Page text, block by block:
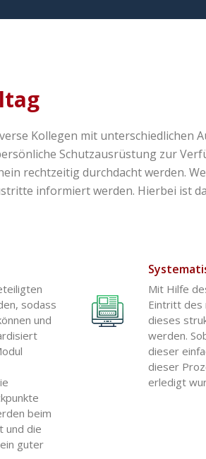
Kollegen mit unterschiedlichen
Schutzausrüstung zur
rechtzeitig durchdacht werden.
informiert werden. Hierbei ist
sodass
und
beim
und die
guter
Mit Hilfe
Eintritt des
dieses
werden.
dieser
dieser
erledigt